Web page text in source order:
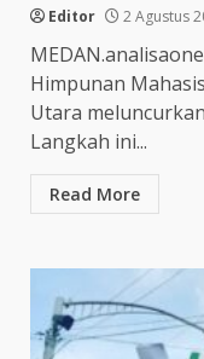
Editor 2 Agustus
Himpunan
Utara
Langkah ini...
Read More